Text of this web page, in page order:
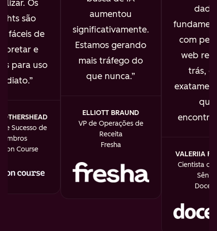
Os
são
fáceis de
e
para uso
Sucesso de
on Course
aumentou
significativamente.
Estamos gerando
mais tráfego do
que nunca.
ELLIOTT BRAUND
VP de Operações de
Receita
Fresha
com
web
trás, e
que
VALERIIA
Cientista de
Sênior